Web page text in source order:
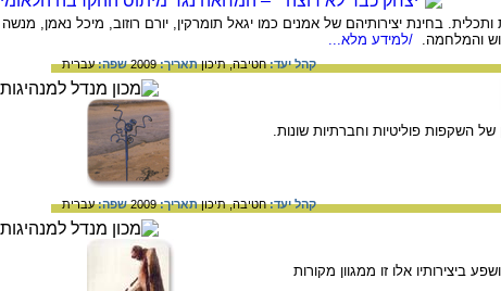
בחינת יצירותיהם של אמנים כמו יגאל תומרקין, יורם רוזוב, מיכל נאמן, מנשה
והמלחמה.
/למידע מלא...
קהל יעד:חטיבה,תיכוןתאריך:2009 שפה:עברית
השקפות פוליטיות וחברתיות שונות.
קהל יעד:חטיבה,תיכוןתאריך:2009 שפה:עברית
ביצירותיו אלו זו ממגוון מקורות